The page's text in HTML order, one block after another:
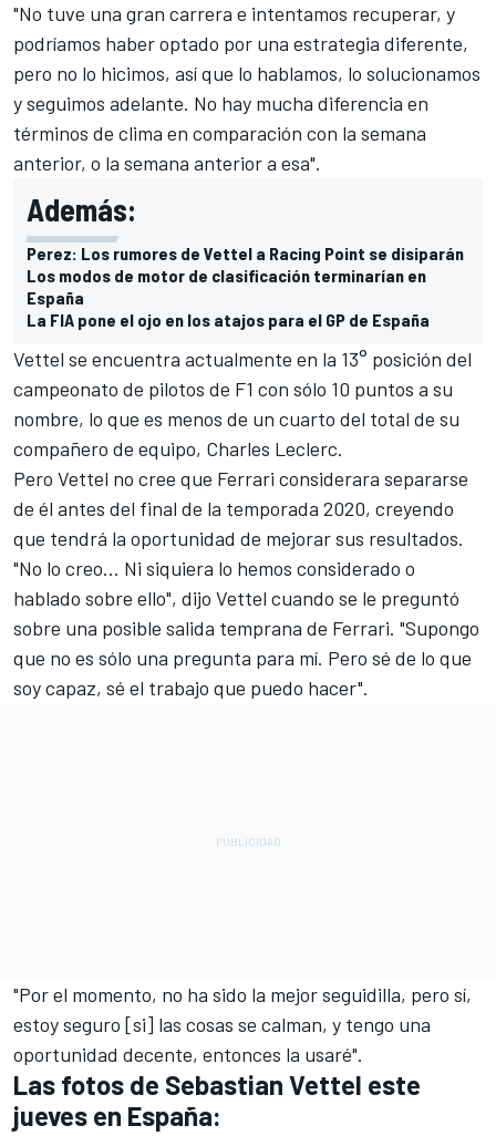
"No tuve una gran carrera e intentamos recuperar, y
podríamos haber optado por una estrategia diferente,
pero no lo hicimos, así que lo hablamos, lo solucionamos
y seguimos adelante. No hay mucha diferencia en
términos de clima en comparación con la semana
anterior, o la semana anterior a esa".
Además:
Perez: Los rumores de Vettel a Racing Point se disiparán
Los modos de motor de clasificación terminarían en
España
La FIA pone el ojo en los atajos para el GP de España
Vettel se encuentra actualmente en la 13° posición del
campeonato de pilotos de F1 con sólo 10 puntos a su
nombre, lo que es menos de un cuarto del total de su
compañero de equipo, Charles Leclerc.
Pero Vettel no cree que Ferrari considerara separarse
de él antes del final de la temporada 2020, creyendo
que tendrá la oportunidad de mejorar sus resultados.
"No lo creo... Ni siquiera lo hemos considerado o
hablado sobre ello", dijo Vettel cuando se le preguntó
sobre una posible salida temprana de Ferrari. "Supongo
que no es sólo una pregunta para mí. Pero sé de lo que
soy capaz, sé el trabajo que puedo hacer".
"Por el momento, no ha sido la mejor seguidilla, pero sí,
estoy seguro [si] las cosas se calman, y tengo una
oportunidad decente, entonces la usaré".
Las fotos de Sebastian Vettel este
jueves en España: